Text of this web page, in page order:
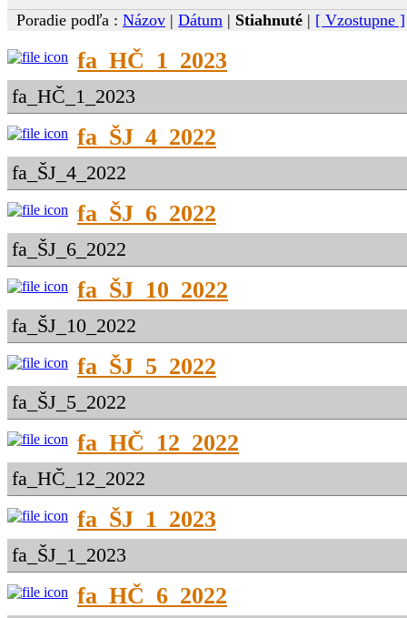
Poradie podľa : Názov | Dátum | Stiahnuté | [ Vzostupne ]
fa_HČ_1_2023
fa_HČ_1_2023
fa_ŠJ_4_2022
fa_ŠJ_4_2022
fa_ŠJ_6_2022
fa_ŠJ_6_2022
fa_ŠJ_10_2022
fa_ŠJ_10_2022
fa_ŠJ_5_2022
fa_ŠJ_5_2022
fa_HČ_12_2022
fa_HČ_12_2022
fa_ŠJ_1_2023
fa_ŠJ_1_2023
fa_HČ_6_2022